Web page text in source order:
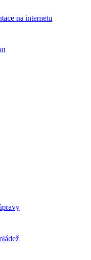
na internetu